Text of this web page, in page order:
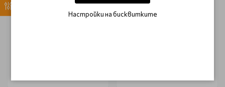
лице Yon-Ka Boosters
лице Yon-ka Boosters
Настройки на бисквитките